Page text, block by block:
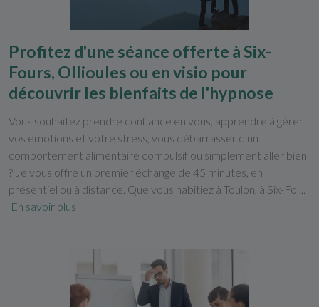
Profitez d'une séance offerte à Six-
Fours, Ollioules ou en visio pour
découvrir les bienfaits de l'hypnose
Vous souhaitez prendre confiance en vous, apprendre à gérer
vos émotions et votre stress, vous débarrasser d'un
comportement alimentaire compulsif ou simplement aller bien
? Je vous offre un premier échange de 45 minutes, en
présentiel ou à distance. Que vous habitiez à Toulon, à Six-Fo ...
En savoir plus